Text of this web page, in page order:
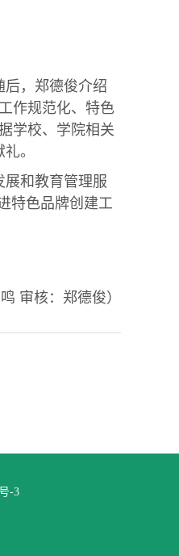
后，郑德俊介绍
作规范化、特色
学校、学院相关
。
展和教育管理服
特色品牌创建工
审核：郑德俊）
-3